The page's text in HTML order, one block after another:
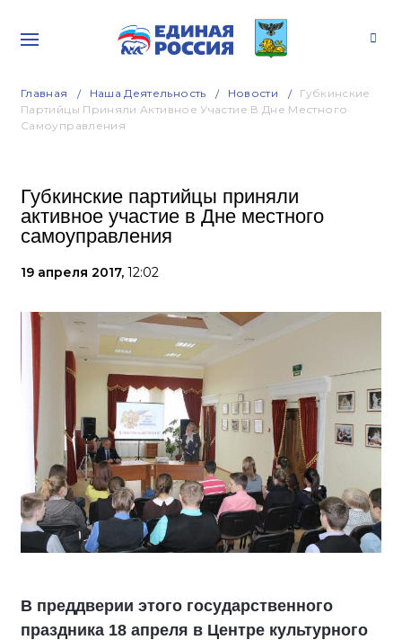
Главная Наша Деятельность Новости
Губкинские
Партийцы Приняли Активное Участие В Дне Местного
Самоуправления
Губкинские партийцы приняли
активное участие в Дне местного
самоуправления
19 апреля 2017, 12:02
В преддверии этого государственного
праздника 18 апреля в Центре культурного